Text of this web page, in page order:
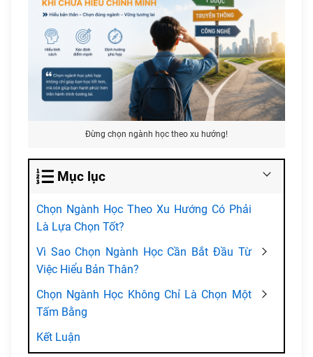
Đừng chọn ngành học theo xu hướng!
Mục lục
Chọn Ngành Học Theo Xu Hướng Có Phải
Là Lựa Chọn Tốt?
Vì Sao Chọn Ngành Học Cần Bắt Đầu Từ
Việc Hiểu Bản Thân?
Chọn Ngành Học Không Chỉ Là Chọn Một
Tấm Bằng
Kết Luận